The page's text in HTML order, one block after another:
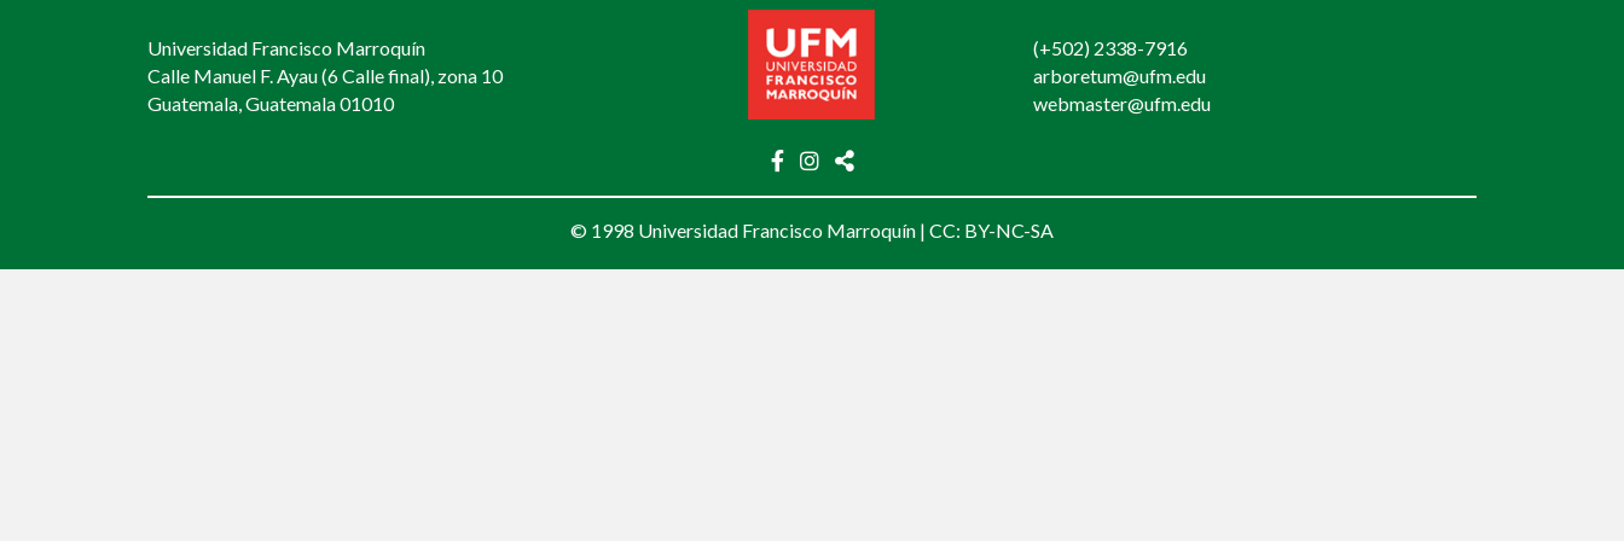
Universidad Francisco Marroquín
Calle Manuel F. Ayau (6 Calle final), zona 10
Guatemala, Guatemala 01010
(+502) 2338-7916
arboretum@ufm.edu
webmaster@ufm.edu
© 1998 Universidad Francisco Marroquín | CC: BY-NC-SA